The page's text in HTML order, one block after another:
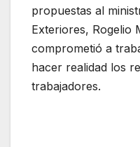
propuestas al
Exteriores, Rogelio
comprometió a
hacer realidad los
trabajadores.